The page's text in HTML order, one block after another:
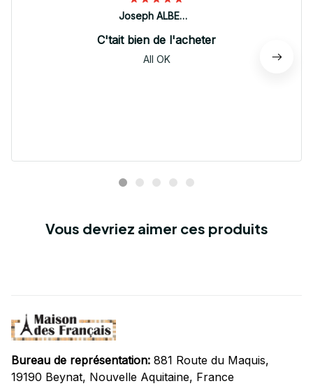
Joseph ALBERTINI
C'tait bien de l'acheter
All OK
Vous devriez aimer ces produits
Bureau de représentation: 881 Route du Maquis,
19190 Beynat, Nouvelle Aquitaine, France